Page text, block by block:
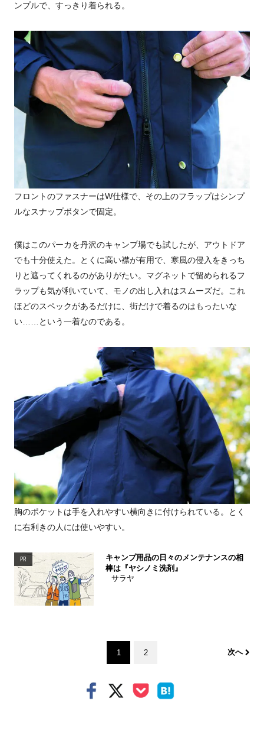
ンプルで、すっきり着られる。
フロントのファスナーはW仕様で、その上のフラップはシンプ
ルなスナップボタンで固定。
僕はこのパーカを丹沢のキャンプ場でも試したが、アウトドア
でも十分使えた。とくに高い襟が有用で、寒風の侵入をきっち
りと遮ってくれるのがありがたい。マグネットで留められるフ
ラップも気が利いていて、モノの出し入れはスムーズだ。これ
ほどのスペックがあるだけに、街だけで着るのはもったいな
い……という一着なのである。
胸のポケットは手を入れやすい横向きに付けられている。とく
に右利きの人には使いやすい。
PR
キャンプ用品の日々のメンテナンスの相
棒は『ヤシノミ洗剤』
サラヤ
1 2 次へ